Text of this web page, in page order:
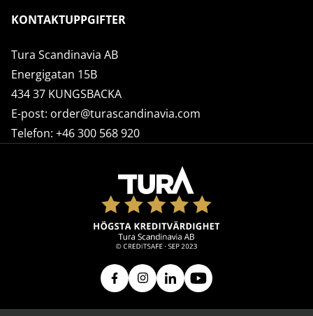
KONTAKTUPPGIFTER
Tura Scandinavia AB
Energigatan 15B
434 37 KUNGSBACKA
E-post: order@turascandinavia.com
Telefon: +46 300 568 920